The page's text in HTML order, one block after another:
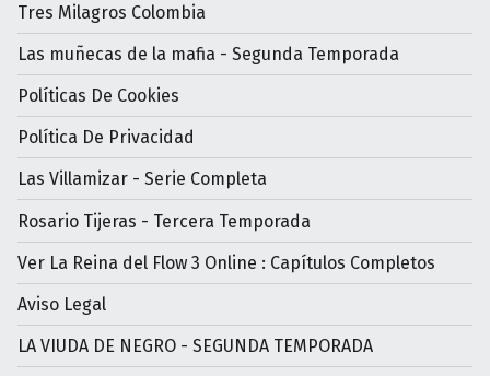
Tres Milagros Colombia
Las muñecas de la mafia - Segunda Temporada
Políticas De Cookies
Política De Privacidad
Las Villamizar - Serie Completa
Rosario Tijeras - Tercera Temporada
Ver La Reina del Flow 3 Online : Capítulos Completos
Aviso Legal
LA VIUDA DE NEGRO - SEGUNDA TEMPORADA